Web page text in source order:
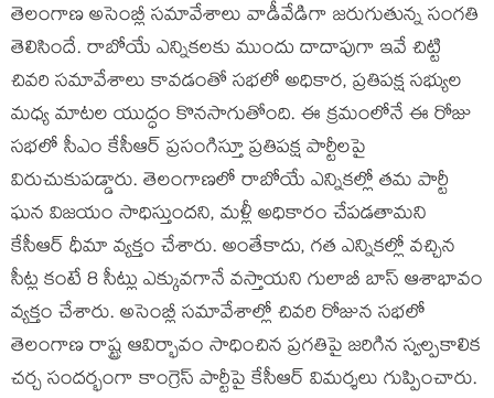
తెలంగాణ అసెంబ్లీ సమావేశాలు వాడీవేడిగా జరుగుతున్న సంగతి
తెలిసిందే. రాబోయే ఎన్నికలకు ముందు దాదాపుగా ఇవే చిట్టి
చివరి సమావేశాలు కావడంతో సభలో అధికార, ప్రతిపక్ష సభ్యుల
మధ్య మాటల యుద్ధం కొనసాగుతోంది. ఈ క్రమంలోనే ఈ రోజు
సభలో సీఎం కేసీఆర్ ప్రసంగిస్తూ ప్రతిపక్ష పార్టీలపై
విరుచుకుపడ్డారు. తెలంగాణలో రాబోయే ఎన్నికల్లో తమ పార్టీ
ఘన విజయం సాధిస్తుందని, మళ్లీ అధికారం చేపడతామని
కేసీఆర్ ధీమా వ్యక్తం చేశారు. అంతేకాదు, గత ఎన్నికల్లో వచ్చిన
సీట్ల కంటే 8 సీట్లు ఎక్కువగానే వస్తాయని గులాబీ బాస్ ఆశాభావం
వ్యక్తం చేశారు. అసెంబ్లీ సమావేశాల్లో చివరి రోజున సభలో
తెలంగాణ రాష్ట్ర ఆవిర్భావం సాధించిన ప్రగతిపై జరిగిన స్వల్పకాలిక
చర్చ సందర్భంగా కాంగ్రెస్ పార్టీపై కేసీఆర్ విమర్శలు గుప్పించారు.